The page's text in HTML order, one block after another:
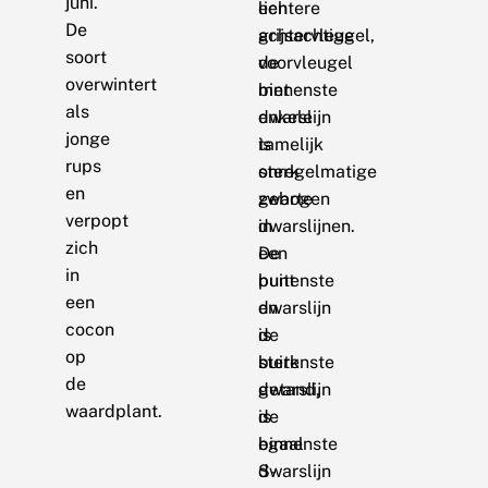
De
soort
overwintert
als
jonge
rups
en
verpopt
zich
in
een
cocon
op
de
waardplant.
een
grijsachtige
voorvleugel
met
enkele
tamelijk
onregelmatige
zwarte
dwarslijnen.
De
buitenste
dwarslijn
is
sterk
getand,
de
binnenste
dwarslijn
lichtere
achtervleugel,
de
binnenste
dwarslijn
is
sterk
gebogen
in
een
punt
en
de
buitenste
dwarslijn
is
egaal
S-